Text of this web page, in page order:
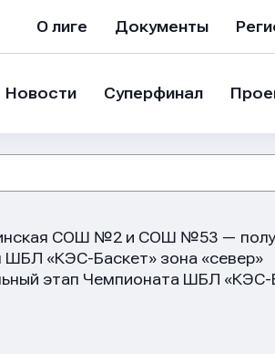
О лиге Документы
Новости Суперфинал
СОШ №2 и СОШ №53 —
ШБЛ «КЭС-Баскет» зона «север»
этап Чемпионата ШБЛ